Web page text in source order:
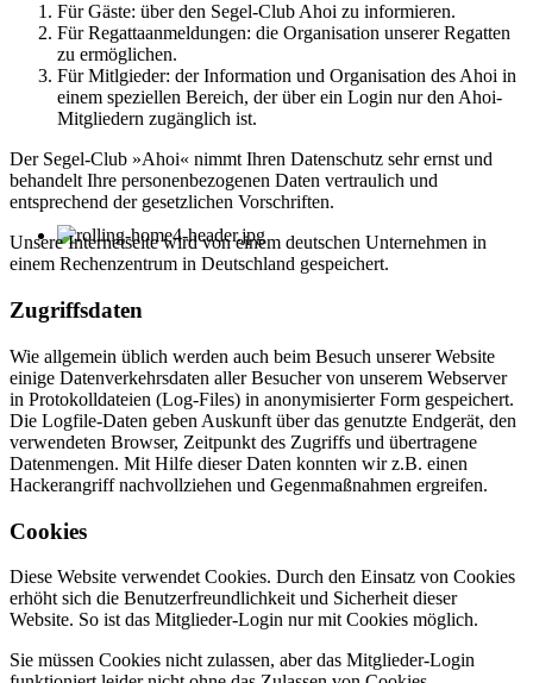
Für Gäste: über den Segel-Club Ahoi zu informieren.
Für Regattaanmeldungen: die Organisation unserer Regatten
zu ermöglichen.
Für Mitlgieder: der Information und Organisation des Ahoi in
einem speziellen Bereich, der über ein Login nur den Ahoi-
Mitgliedern zugänglich ist.
Der Segel-Club »Ahoi« nimmt Ihren Datenschutz sehr ernst und
behandelt Ihre personenbezogenen Daten vertraulich und
entsprechend der gesetzlichen Vorschriften.
Unsere Internetseite wird von einem deutschen Unternehmen in
einem Rechenzentrum in Deutschland gespeichert.
Zugriffsdaten
Wie allgemein üblich werden auch beim Besuch unserer Website
einige Datenverkehrsdaten aller Besucher von unserem Webserver
in Protokolldateien (Log-Files) in anonymisierter Form gespeichert.
Die Logfile-Daten geben Auskunft über das genutzte Endgerät, den
verwendeten Browser, Zeitpunkt des Zugriffs und übertragene
Datenmengen. Mit Hilfe dieser Daten konnten wir z.B. einen
Hackerangriff nachvollziehen und Gegenmaßnahmen ergreifen.
Cookies
Diese Website verwendet Cookies. Durch den Einsatz von Cookies
erhöht sich die Benutzerfreundlichkeit und Sicherheit dieser
Website. So ist das Mitglieder-Login nur mit Cookies möglich.
Sie müssen Cookies nicht zulassen, aber das Mitglieder-Login